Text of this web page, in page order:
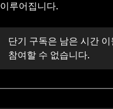
이루어집니다.
단기 구독은 남은 시간
참여할 수 없습니다.